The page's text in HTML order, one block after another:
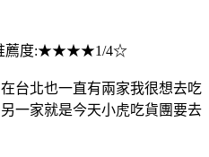
推薦度:★★★★1/4☆
台北也一直有兩家我很想去吃
一家就是今天小虎吃貨團要去